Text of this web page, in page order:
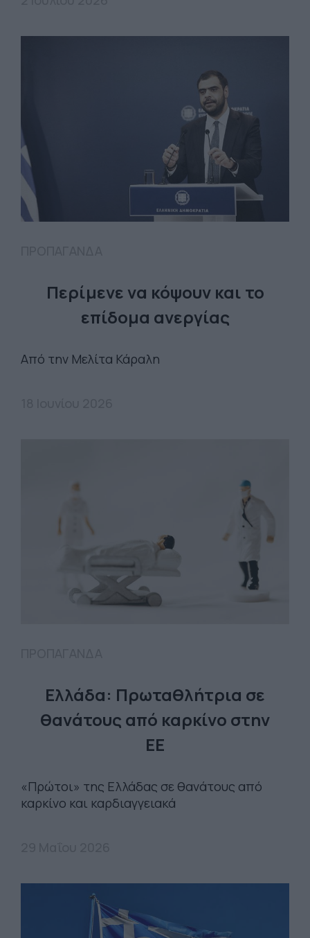
Περίμενε να κόψουν και το
επίδομα ανεργίας
Από την Μελίτα Κάραλη
Ελλάδα: Πρωταθλήτρια σε
θανάτους από καρκίνο στην
ΕΕ
«Πρώτοι» της Ελλάδας σε θανάτους από
καρκίνο και καρδιαγγειακά